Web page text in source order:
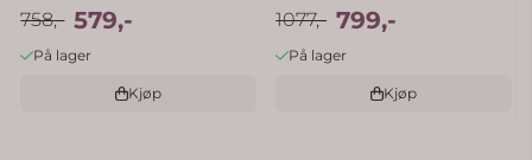
758,- 579,-
På lager
Kjøp
1077,- 799,-
På lager
Kjøp